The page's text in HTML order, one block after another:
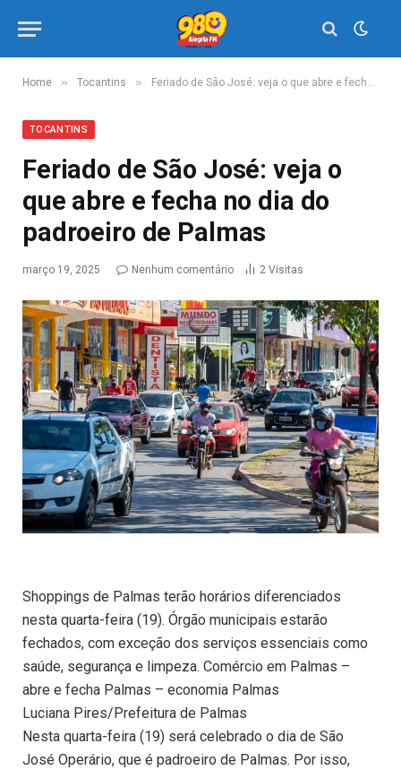
Home » Tocantins » Feriado de São José: veja o que abre e fecha no dia do padroeiro de Palmas
TOCANTINS
Feriado de São José: veja o
que abre e fecha no dia do
padroeiro de Palmas
março 19, 2025 Nenhum comentário 2 Visitas
Shoppings de Palmas terão horários diferenciados
nesta quarta-feira (19). Órgão municipais estarão
fechados, com exceção dos serviços essenciais como
saúde, segurança e limpeza. Comércio em Palmas –
abre e fecha Palmas – economia Palmas
Luciana Pires/Prefeitura de Palmas
Nesta quarta-feira (19) será celebrado o dia de São
José Operário, que é padroeiro de Palmas. Por isso,